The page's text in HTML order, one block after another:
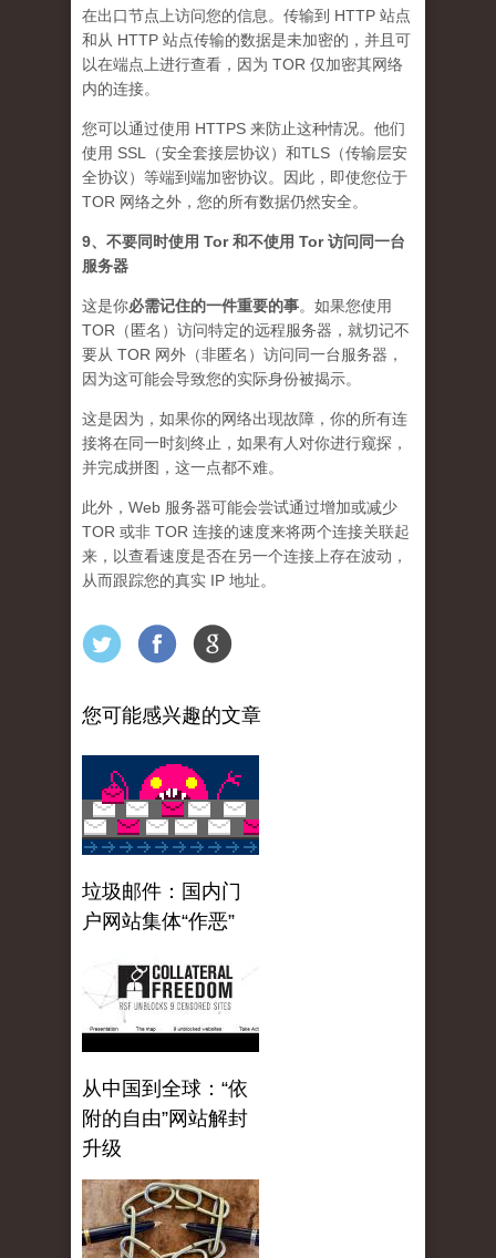
在出口节点上访问您的信息。传输到 HTTP 站点
和从 HTTP 站点传输的数据是未加密的，并且可
以在端点上进行查看，因为 TOR 仅加密其网络
内的连接。
您可以通过使用 HTTPS 来防止这种情况。他们
使用 SSL（安全套接层协议）和TLS（传输层安
全协议）等端到端加密协议。因此，即使您位于
TOR 网络之外，您的所有数据仍然安全。
9、不要同时使用 Tor 和不使用 Tor 访问同一台
服务器
这是你必需记住的一件重要的事。如果您使用
TOR（匿名）访问特定的远程服务器，就切记不
要从 TOR 网外（非匿名）访问同一台服务器，
因为这可能会导致您的实际身份被揭示。
这是因为，如果你的网络出现故障，你的所有连
接将在同一时刻终止，如果有人对你进行窥探，
并完成拼图，这一点都不难。
此外，Web 服务器可能会尝试通过增加或减少
TOR 或非 TOR 连接的速度来将两个连接关联起
来，以查看速度是否在另一个连接上存在波动，
从而跟踪您的真实 IP 地址。
您可能感兴趣的文章
垃圾邮件：国内门
户网站集体“作恶”
从中国到全球：“依
附的自由”网站解封
升级